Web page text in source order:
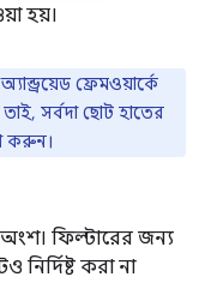
হয়।
ফ্রেমওয়ার্কে
সর্বদা ছোট হাতের
করুন।
ফিল্টারের জন্য
নির্দিষ্ট করা না